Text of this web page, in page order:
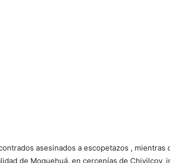
asesinados a escopetazos , mientras
de Moquehuá, en cercenías de Chivilcoy,